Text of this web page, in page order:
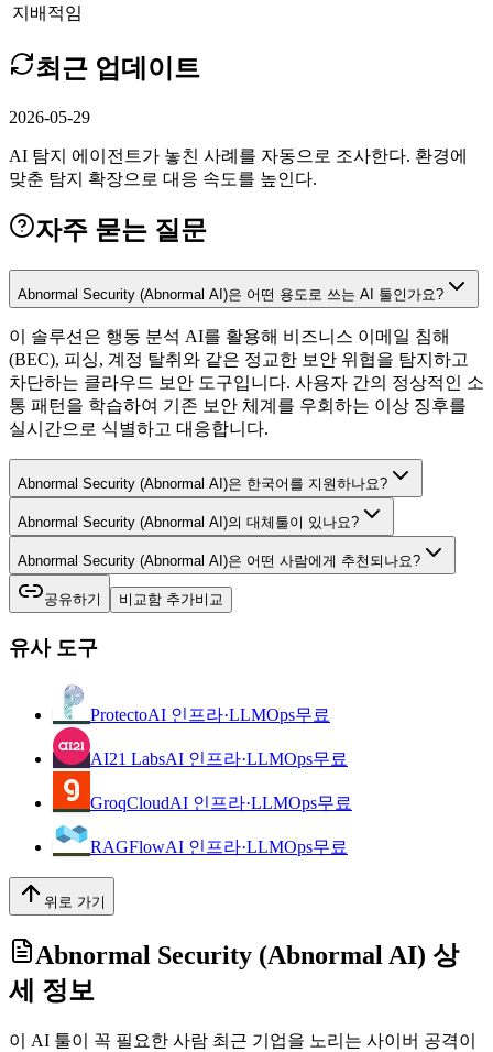
지배적임
최근 업데이트
2026-05-29
AI 탐지 에이전트가 놓친 사례를 자동으로 조사한다. 환경에
맞춘 탐지 확장으로 대응 속도를 높인다.
자주 묻는 질문
Abnormal Security (Abnormal AI)은 어떤 용도로 쓰는 AI 툴인가요?
이 솔루션은 행동 분석 AI를 활용해 비즈니스 이메일 침해
(BEC), 피싱, 계정 탈취와 같은 정교한 보안 위협을 탐지하고
차단하는 클라우드 보안 도구입니다. 사용자 간의 정상적인 소
통 패턴을 학습하여 기존 보안 체계를 우회하는 이상 징후를
실시간으로 식별하고 대응합니다.
Abnormal Security (Abnormal AI)은 한국어를 지원하나요?
Abnormal Security (Abnormal AI)의 대체툴이 있나요?
Abnormal Security (Abnormal AI)은 어떤 사람에게 추천되나요?
공유하기 비교함 추가비교
유사 도구
ProtectoAI 인프라·LLMOps무료
AI21 LabsAI 인프라·LLMOps무료
GroqCloudAI 인프라·LLMOps무료
RAGFlowAI 인프라·LLMOps무료
위로 가기
Abnormal Security (Abnormal AI) 상
세 정보
이 AI 툴이 꼭 필요한 사람 최근 기업을 노리는 사이버 공격이